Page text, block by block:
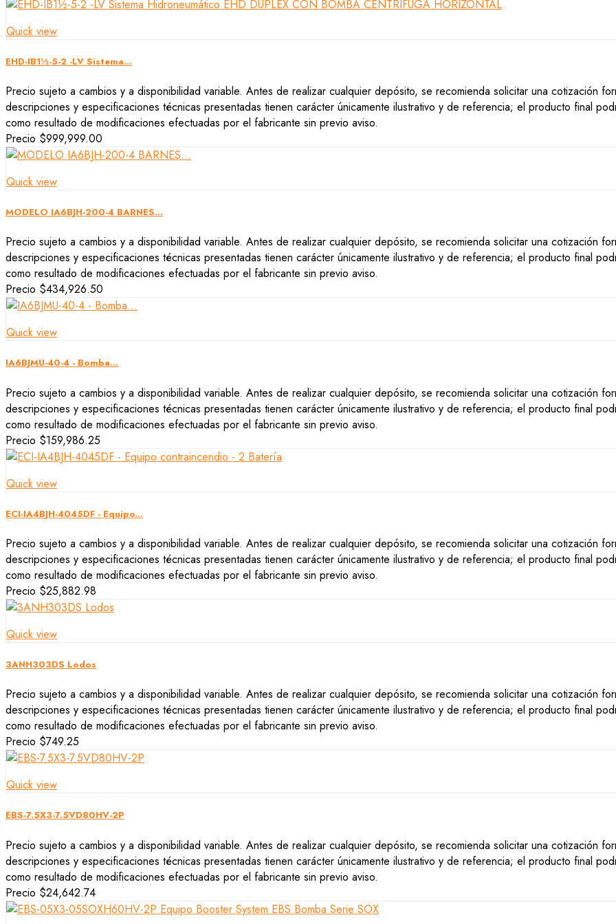
Quick view
EHD-IB1½-5-2 -LV Sistema...
Precio sujeto a cambios y a disponibilidad variable. Antes de realizar cualquier depósito, se recomienda solicitar una cotización
descripciones y especificaciones técnicas presentadas tienen carácter únicamente ilustrativo y de referencia; el producto final
como resultado de modificaciones efectuadas por el fabricante sin previo aviso.
Precio $999,999.00
Quick view
MODELO IA6BJH-200-4 BARNES...
Precio sujeto a cambios y a disponibilidad variable. Antes de realizar cualquier depósito, se recomienda solicitar una cotización
descripciones y especificaciones técnicas presentadas tienen carácter únicamente ilustrativo y de referencia; el producto final
como resultado de modificaciones efectuadas por el fabricante sin previo aviso.
Precio $434,926.50
Quick view
IA6BJMU-40-4 - Bomba...
Precio sujeto a cambios y a disponibilidad variable. Antes de realizar cualquier depósito, se recomienda solicitar una cotización
descripciones y especificaciones técnicas presentadas tienen carácter únicamente ilustrativo y de referencia; el producto final
como resultado de modificaciones efectuadas por el fabricante sin previo aviso.
Precio $159,986.25
Quick view
ECI-IA4BJH-4045DF - Equipo...
Precio sujeto a cambios y a disponibilidad variable. Antes de realizar cualquier depósito, se recomienda solicitar una cotización
descripciones y especificaciones técnicas presentadas tienen carácter únicamente ilustrativo y de referencia; el producto final
como resultado de modificaciones efectuadas por el fabricante sin previo aviso.
Precio $25,882.98
Quick view
3ANH303DS Lodos
Precio sujeto a cambios y a disponibilidad variable. Antes de realizar cualquier depósito, se recomienda solicitar una cotización
descripciones y especificaciones técnicas presentadas tienen carácter únicamente ilustrativo y de referencia; el producto final
como resultado de modificaciones efectuadas por el fabricante sin previo aviso.
Precio $749.25
Quick view
EBS-7.5X3-7.5VD80HV-2P
Precio sujeto a cambios y a disponibilidad variable. Antes de realizar cualquier depósito, se recomienda solicitar una cotización
descripciones y especificaciones técnicas presentadas tienen carácter únicamente ilustrativo y de referencia; el producto final
como resultado de modificaciones efectuadas por el fabricante sin previo aviso.
Precio $24,642.74